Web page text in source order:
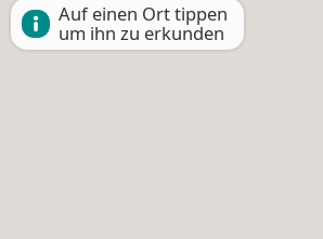
Auf einen Ort tippen
um ihn zu erkunden